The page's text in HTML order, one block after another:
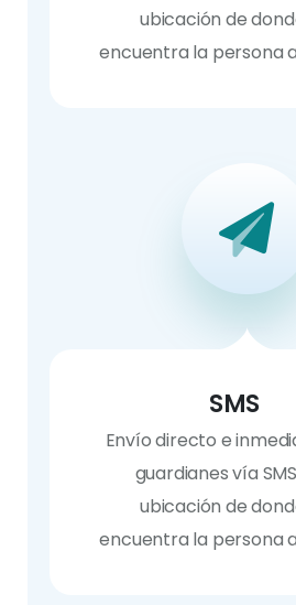
ubicación de
encuentra la persona
SMS
Envío directo e
guardianes vía
ubicación de
encuentra la persona